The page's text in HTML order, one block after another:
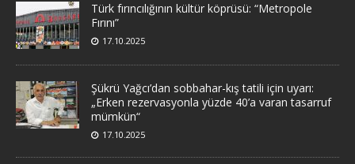
Türk fırıncılığının kültür köprüsü: “Metropole
Fırını”
17.10.2025
Şükrü Yağcı’dan sobbahar-kış tatili için uyarı:
„Erken rezervasyonla yüzde 40’a varan tasarruf
mümkün“
17.10.2025